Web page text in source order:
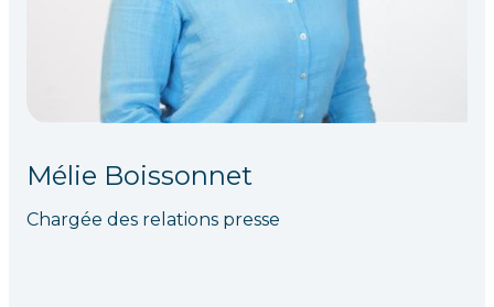
Mélie Boissonnet
Chargée des relations presse